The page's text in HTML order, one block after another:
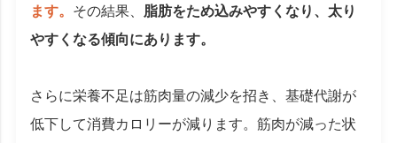
ます。 その結果、 脂肪をため込みやすくなり、太り
やすくなる傾向にあります。
さらに栄養不足は筋肉量の減少を招き、基礎代謝が
低下して消費カロリーが減ります。筋肉が減った状